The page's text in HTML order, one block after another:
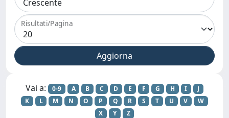
Risultati/Pagina
Vai a: 0-9 A B C D E F G H I
J
K
L M N O P Q R S T U V
W
X
Y Z